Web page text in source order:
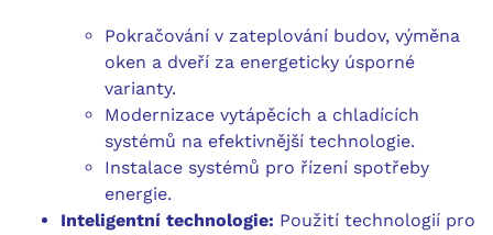
Pokračování v zateplování budov, výměna
oken a dveří za energeticky úsporné
varianty.
Modernizace vytápěcích a chladících
systémů na efektivnější technologie.
Instalace systémů pro řízení spotřeby
energie.
Inteligentní technologie: Použití technologií pro